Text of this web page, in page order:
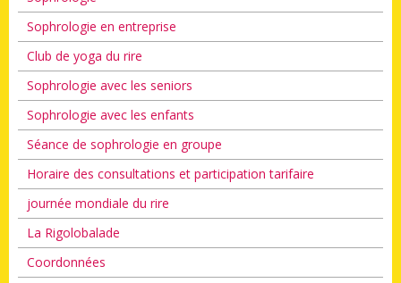
Sophrologie en entreprise
Club de yoga du rire
Sophrologie avec les seniors
Sophrologie avec les enfants
Séance de sophrologie en groupe
Horaire des consultations et participation tarifaire
journée mondiale du rire
La Rigolobalade
Coordonnées